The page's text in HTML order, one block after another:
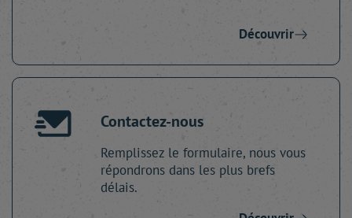
Découvrir
Contactez-nous
Remplissez le formulaire, nous vous
répondrons dans les plus brefs
délais.